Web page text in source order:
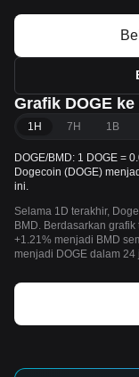
Grafik DOGE ke
1H 7H 1B
DOGE/BMD: 1 DOGE =
Dogecoin (DOGE)
ini.
Selama 1D terakhir,
BMD. Berdasarkan
+1.21% menjadi BMD
menjadi DOGE dalam 24